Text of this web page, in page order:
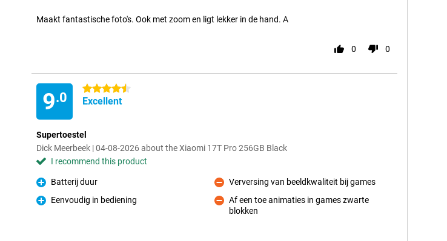
Maakt fantastische foto's. Ook met zoom en ligt lekker in de hand. A
0 0
9.0
4.5 stars
Excellent
Supertoestel
Dick Meerbeek | 04-08-2026 about the Xiaomi 17T Pro 256GB Black
I recommend this product
Pro
Batterij duur
Pro
Eenvoudig in bediening
Con
Verversing van beeldkwaliteit bij games
Af een toe animaties in games zwarte
blokken